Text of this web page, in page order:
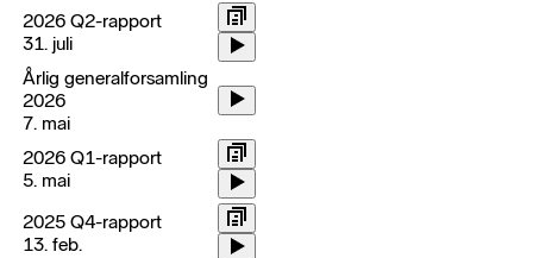
2026 Q2-rapport
31. juli
Årlig generalforsamling
2026
7. mai
2026 Q1-rapport
5. mai
2025 Q4-rapport
13. feb.